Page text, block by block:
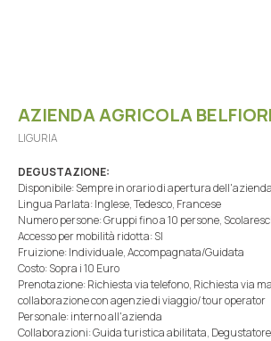
AZIENDA AGRICOLA
LIGURIA
DEGUSTAZIONE:
Disponibile: Sempre in orario di apertura dell'azienda
Lingua Parlata: Inglese, Tedesco, Francese
Numero persone: Gruppi fino a 10 persone,
Accesso per mobilità ridotta: SI
Fruizione: Individuale, Accompagnata/Guidata
Costo: Sopra i 10 Euro
Prenotazione: Richiesta via telefono, Richiesta via
collaborazione con agenzie di viaggio/ tour operator
Personale: interno all'azienda
Collaborazioni: Guida turistica abilitata,